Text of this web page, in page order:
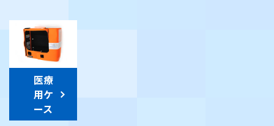
医療
用ケ
ース